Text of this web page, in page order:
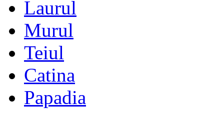
Laurul
Murul
Teiul
Catina
Papadia